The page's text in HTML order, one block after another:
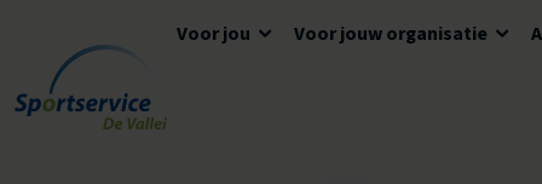
Ga naar de inhoud
Voor jou Voor jouw organisatie